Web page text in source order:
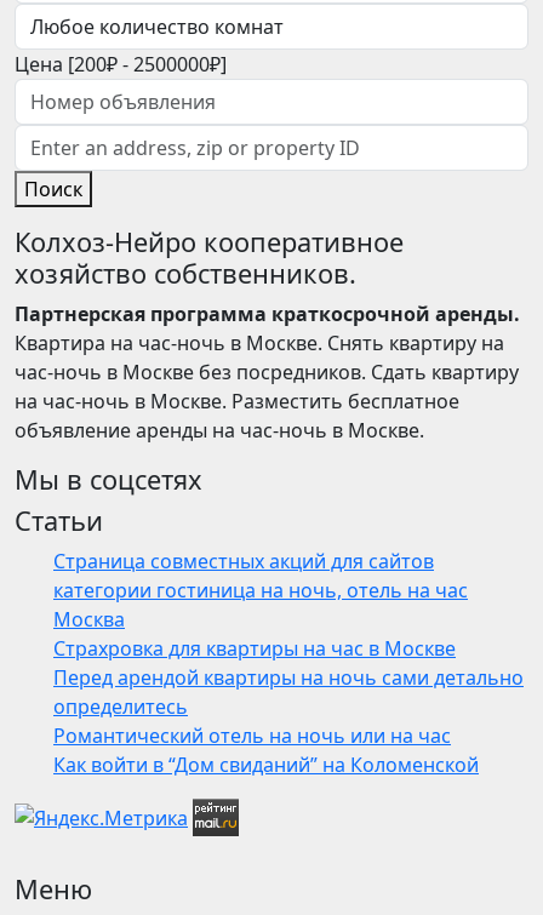
Цена [200₽-2500000₽]
Поиск
Колхоз-Нейро кооперативное
хозяйство собственников.
Партнерская программа краткосрочной аренды.
Квартира на час-ночь в Москве. Снять квартиру на
час-ночь в Москве без посредников. Сдать квартиру
на час-ночь в Москве. Разместить бесплатное
объявление аренды на час-ночь в Москве.
Мы в соцсетях
Статьи
Страница совместных акций для сайтов
категории гостиница на ночь, отель на час
Москва
Страхровка для квартиры на час в Москве
Перед арендой квартиры на ночь сами детально
определитесь
Романтический отель на ночь или на час
Как войти в “Дом свиданий” на Коломенской
Меню